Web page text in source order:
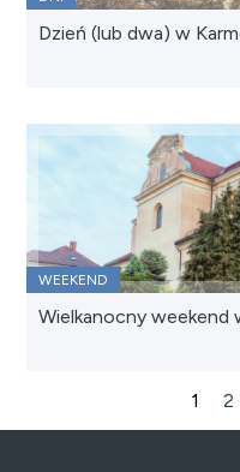
Dzień (lub dwa) w
WEEKEND
Wielkanocny weekend
1 2